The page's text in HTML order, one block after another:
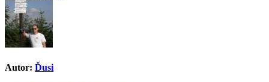
Autor: Ďusi